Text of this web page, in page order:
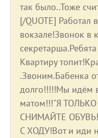
так было..Тоже
[/QUOTE] Работал
вокзале!Звонок в
Квартиру
.Звоним.Бабенка
долго!!!!!Мы идём
матом!!!"Я
СНИМАЙТЕ
С ХОДУ!Вот и иди